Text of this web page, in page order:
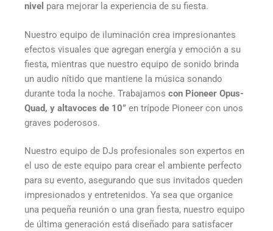
nivel para mejorar la experiencia de su fiesta.
Nuestro equipo de iluminación crea impresionantes
efectos visuales que agregan energía y emoción a su
fiesta, mientras que nuestro equipo de sonido brinda
un audio nítido que mantiene la música sonando
durante toda la noche. Trabajamos con Pioneer Opus-
Quad, y altavoces de 10” en trípode Pioneer con unos
graves poderosos.
Nuestro equipo de DJs profesionales son expertos en
el uso de este equipo para crear el ambiente perfecto
para su evento, asegurando que sus invitados queden
impresionados y entretenidos. Ya sea que organice
una pequeña reunión o una gran fiesta, nuestro equipo
de última generación está diseñado para satisfacer